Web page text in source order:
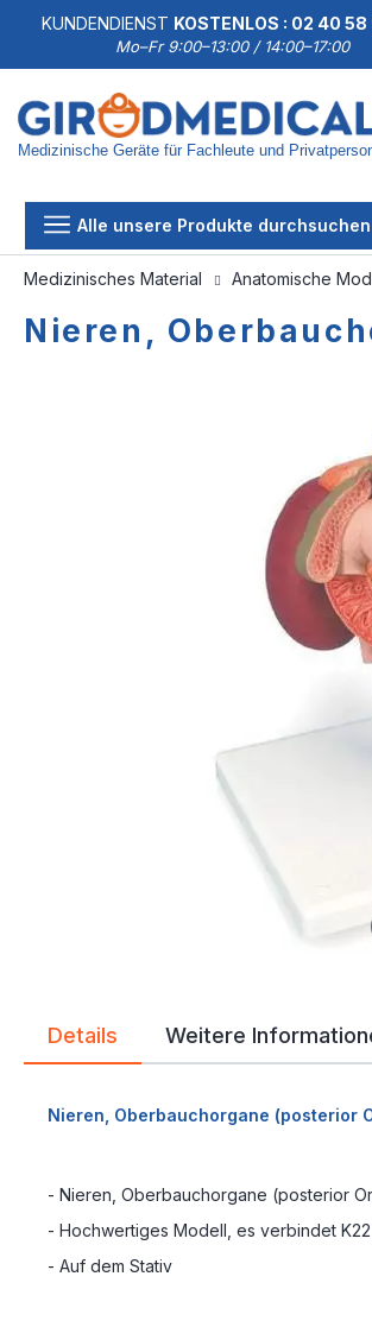
KUNDENDIENST KOSTENLOS : 02 40
Mo–Fr 9:00–13:00 / 14:00–17:00
Medizinische Geräte für Fachleute und
Alle unsere Produkte durchsuchen
Medizinisches Material Anatomische
Nieren,
Details
Nieren, Oberbauchorgane (posterior
- Nieren, Oberbauchorgane (posterior
- Hochwertiges Modell, es verbindet
- Auf dem Stativ
Weitere